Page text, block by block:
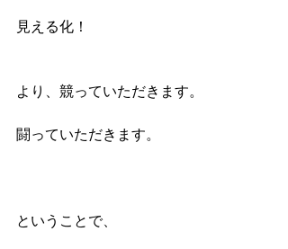
見える化！
より、競っていただきます。
闘っていただきます。
ということで、